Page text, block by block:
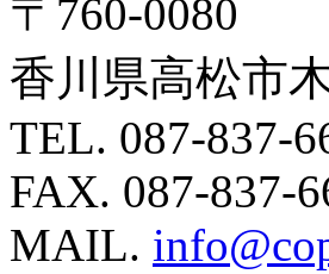
〒760-0080
香川県高松市
TEL. 087-837-
FAX. 087-837-
MAIL.